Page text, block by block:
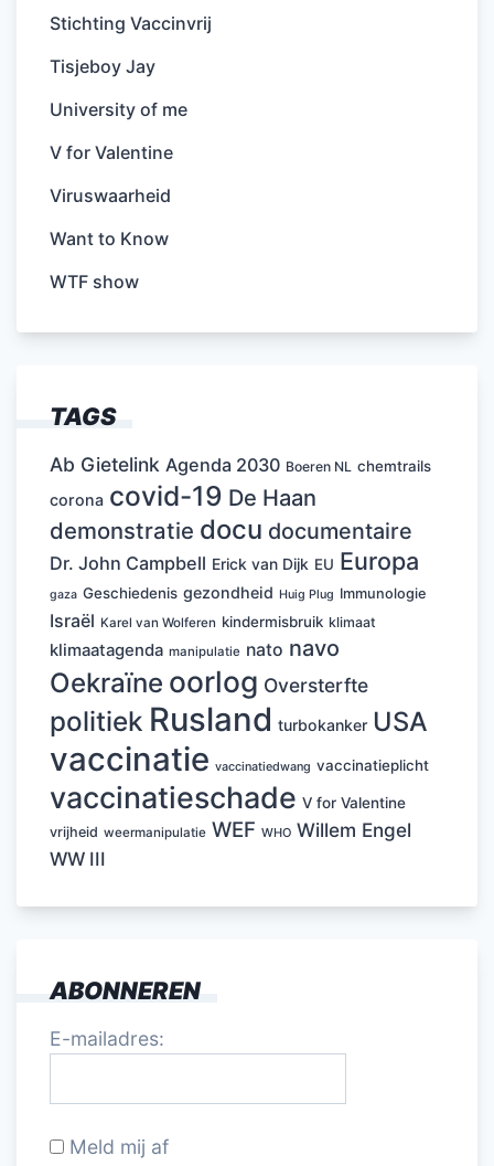
Stichting Vaccinvrij
Tisjeboy Jay
University of me
V for Valentine
Viruswaarheid
Want to Know
WTF show
TAGS
Ab Gietelink Agenda 2030 Boeren NL chemtrails
corona covid-19 De Haan
demonstratie docu documentaire
Dr. John Campbell Erick van Dijk EU Europa
gaza Geschiedenis gezondheid Huig Plug Immunologie
Israël Karel van Wolferen kindermisbruik klimaat
klimaatagenda manipulatie nato navo
Oekraïne oorlog Oversterfte
politiek Rusland turbokanker USA
vaccinatie vaccinatiedwang vaccinatieplicht
vaccinatieschade V for Valentine
vrijheid weermanipulatie WEF WHO Willem Engel
WW III
ABONNEREN
E-mailadres:
Meld mij af